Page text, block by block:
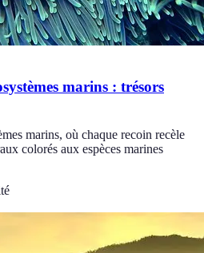
marins : trésors
marins, où chaque recoin recèle
colorés aux espèces marines